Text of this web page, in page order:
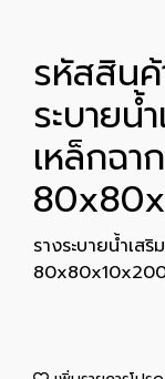
รหัสสิน
ระบายน้
เหล็กฉา
รางระบายน้ำเส